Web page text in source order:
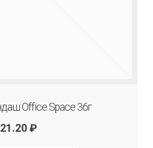
Office Space 36г
21.20 ₽